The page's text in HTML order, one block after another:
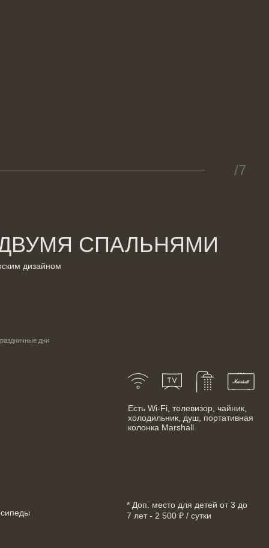
СПАЛЬНЯМИ
/7
Есть Wi-Fi, телевизор, чайник,
холодильник, душ, портативная
колонка Marshall
дизайном
* Доп. место для детей от 3 до
7 лет - 2 500 ₽ / сутки
дни